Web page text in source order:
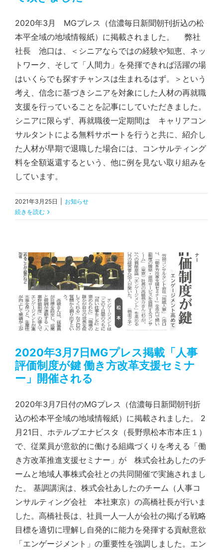
2020年3月 MGプレス（信濃毎日新聞朝刊折込の松
本平全域の地域情報紙）に掲載されました。 弊社
社長 池口は、＜シニアならではの経験や知恵、ネッ
トワーク、そして「人間力」を発揮できれば活躍の場
はいくらでも探すチャンスは生まれるはず。＞という
考え、信念に基づきシニアを対象にした人材の再就職
支援を行っていることを記事にしていただきました。
シニアに限らず、再就職後一定期間は キャリアコン
サルタントによる無料サポートを行うと共に、紹介し
た人材が早期で退職した場合には、コンサルティング
料を全額返還するという、他に例を見ない取り組みを
しています。
2021年3月25日
お知らせ
続きを読む
2020年3月7日MGプレス掲載「人事
評価制度が鍵 働き方改革支援セミナ
ー」開催される
2020年3月7日付のMGプレス（信濃毎日新聞朝刊折
込の松本平全域の地域情報紙）に掲載されました。 2
月21日、ホテルブエナビスタ（長野県松本市本庄１）
で、従業員が意欲的に働ける組織づくりを考える「働
き方改革推進支援セミナー」が 株式会社あしたのチ
ームと地域人事株式会社との共同開催で実施されまし
た。 基調講演は、株式会社あしたのチーム（人事コ
ンサルティング会社 本社東京）の高橋社長が行いま
した。高橋社長は、社員一人一人が会社の掲げる戦略
目標を適切に理解し自発的に能力を発揮する貢献意欲
「エンゲージメント」の重要性を強調しました。エン